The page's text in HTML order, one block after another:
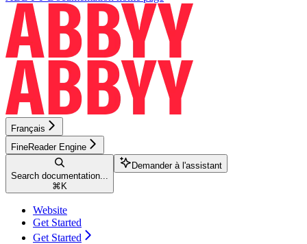
Français
FineReader Engine
Search documentation...
⌘ K
Demander à l'assistant
Website
Get Started
Get Started